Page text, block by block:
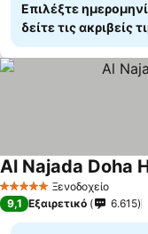
Επιλέξτε
δείτε τις ακριβείς
5 Αστέρια Ξενοδοχείο
Al Najada Doha
9,1 Εξαιρετικό 6.615